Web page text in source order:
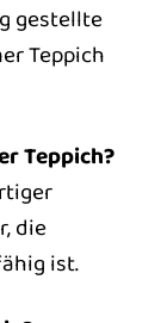
gestellte
Teppich
Teppich?
die
ist.